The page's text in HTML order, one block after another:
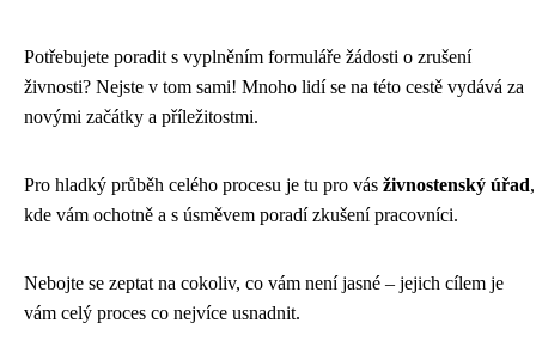
Potřebujete poradit s vyplněním formuláře žádosti o zrušení
živnosti? Nejste v tom sami! Mnoho lidí se na této cestě vydává za
novými začátky a příležitostmi.
Pro hladký průběh celého procesu je tu pro vás živnostenský úřad,
kde vám ochotně a s úsměvem poradí zkušení pracovníci.
Nebojte se zeptat na cokoliv, co vám není jasné – jejich cílem je
vám celý proces co nejvíce usnadnit.